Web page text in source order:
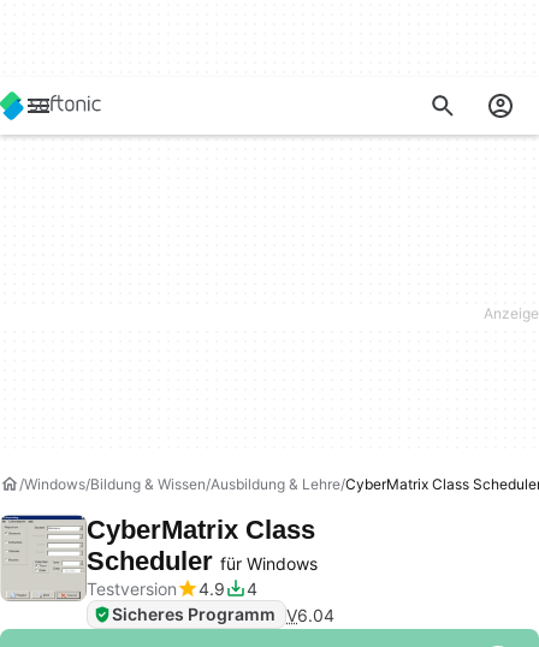
Windows Bildung & Wissen Ausbildung & Lehre CyberMatrix Class
CyberMatrix Class
Scheduler für Windows
Testversion
4.9
4
Sicheres Programm V6.04